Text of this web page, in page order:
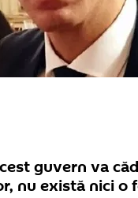
guvern va
nu există nici